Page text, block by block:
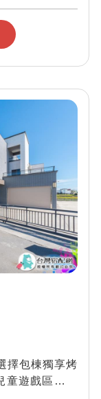
擇包棟獨享烤
遊戲區、雙